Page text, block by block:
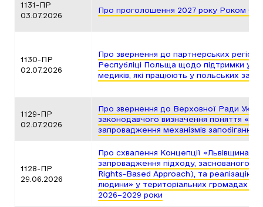
1131-ПР
03.07.2026
Про проголошення 2027 року Роком
1130-ПР
02.07.2026
Про звернення до партнерських регіонів
Республіці Польща щодо підтримки
медиків, які працюють у польських
1129-ПР
02.07.2026
Про звернення до Верховної Ради
законодавчого визначення поняття
запровадження механізмів запобігання
1128-ПР
29.06.2026
Про схвалення Концепції «Львівщина –
запровадження підходу, заснованого
Rights-Based Approach), та реалізацію
людини» у територіальних громадах
2026–2029 роки